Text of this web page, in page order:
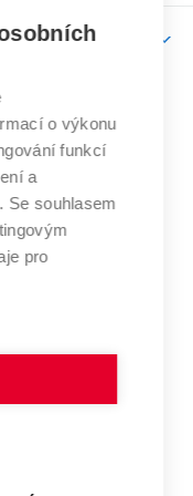
učení
technické
o výkonu
funkcí
a
Se souhlasem
pro